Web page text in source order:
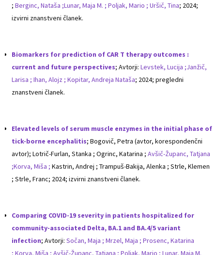
; Berginc, Nataša ;Lunar, Maja M. ; Poljak, Mario ; Uršič, Tina; 2024;
izvirni znanstveni članek.
Biomarkers for prediction of CAR T therapy outcomes :
current and future perspectives; Avtorji: Levstek, Lucija ;Janžič,
Larisa ; Ihan, Alojz ; Kopitar, Andreja Nataša; 2024; pregledni
znanstveni članek.
Elevated levels of serum muscle enzymes in the initial phase of
tick-borne encephalitis; Bogovič, Petra (avtor, korespondenčni
avtor); Lotrič-Furlan, Stanka ; Ogrinc, Katarina ; Avšič-Županc, Tatjana
;Korva, Miša ; Kastrin, Andrej ; Trampuš-Bakija, Alenka ; Strle, Klemen
; Strle, Franc; 2024; izvirni znanstveni članek.
Comparing COVID-19 severity in patients hospitalized for
community-associated Delta, BA.1 and BA.4/5 variant
infection; Avtorji: Sočan, Maja ; Mrzel, Maja ; Prosenc, Katarina
; Korva, Miša ; Avšič-Županc, Tatjana ; Poljak, Mario ; Lunar, Maja M.